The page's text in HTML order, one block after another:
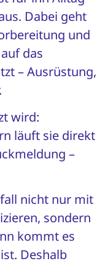
Dabei geht
und
das
– Ausrüstung,
wird:
läuft sie direkt
–
nicht nur mit
sondern
kommt es
Deshalb